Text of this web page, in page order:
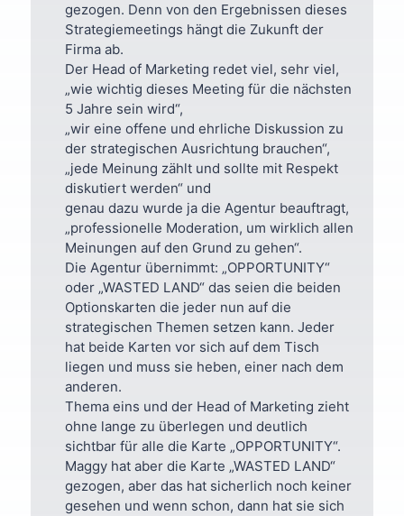
gezogen. Denn von den Ergebnissen dieses
Strategiemeetings hängt die Zukunft der
Firma ab.
Der Head of Marketing redet viel, sehr viel,
„wie wichtig dieses Meeting für die nächsten
5 Jahre sein wird“,
„wir eine offene und ehrliche Diskussion zu
der strategischen Ausrichtung brauchen“,
„jede Meinung zählt und sollte mit Respekt
diskutiert werden“ und
genau dazu wurde ja die Agentur beauftragt,
„professionelle Moderation, um wirklich allen
Meinungen auf den Grund zu gehen“.
Die Agentur übernimmt: „OPPORTUNITY“
oder „WASTED LAND“ das seien die beiden
Optionskarten die jeder nun auf die
strategischen Themen setzen kann. Jeder
hat beide Karten vor sich auf dem Tisch
liegen und muss sie heben, einer nach dem
anderen.
Thema eins und der Head of Marketing zieht
ohne lange zu überlegen und deutlich
sichtbar für alle die Karte „OPPORTUNITY“.
Maggy hat aber die Karte „WASTED LAND“
gezogen, aber das hat sicherlich noch keiner
gesehen und wenn schon, dann hat sie sich